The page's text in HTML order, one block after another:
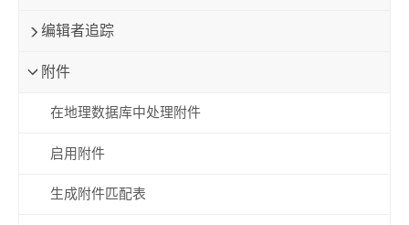
编辑者追踪
附件
在地理数据库中处理附件
启用附件
生成附件匹配表